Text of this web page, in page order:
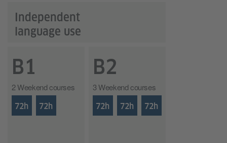
72h 72h
B1
2 Weekend courses
72h 72h 72h
B2
3 Weekend courses
Independent
language use